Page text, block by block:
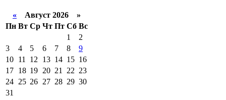
« Август 2026 »
Пн Вт Ср Чт Пт Сб Вс
1
2
3
4 5 6 7 8
9
10 11 12 13 14 15 16
17 18 19 20 21 22 23
24 25 26 27 28 29 30
31